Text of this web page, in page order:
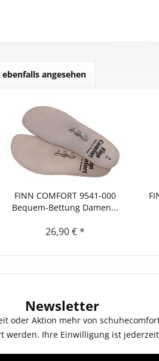
angesehen
FINN COMFORT 9541-000
Bequem-Bettung Damen...
26,90 € *
Newsletter
oder Aktion mehr von
werden. Ihre Einwilligung ist